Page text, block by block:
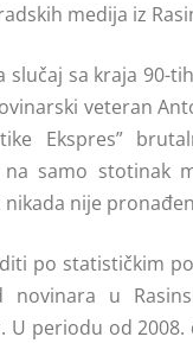
medija iz
slučaj sa kraja 90-
veteran
Ekspres”
samo stotinak
nikada nije
po statističkim
novinara u
U periodu od 2008.